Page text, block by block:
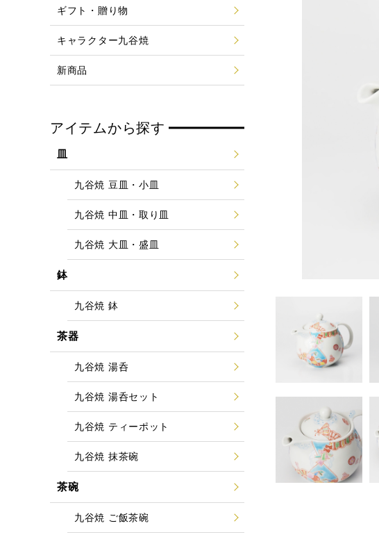
ギフト・贈り物
キャラクター九谷焼
新商品
アイテムから探す
皿
九谷焼 豆皿・小皿
九谷焼 中皿・取り皿
九谷焼 大皿・盛皿
鉢
九谷焼 鉢
茶器
九谷焼 湯呑
九谷焼 湯呑セット
九谷焼 ティーポット
九谷焼 抹茶碗
茶碗
九谷焼 ご飯茶碗